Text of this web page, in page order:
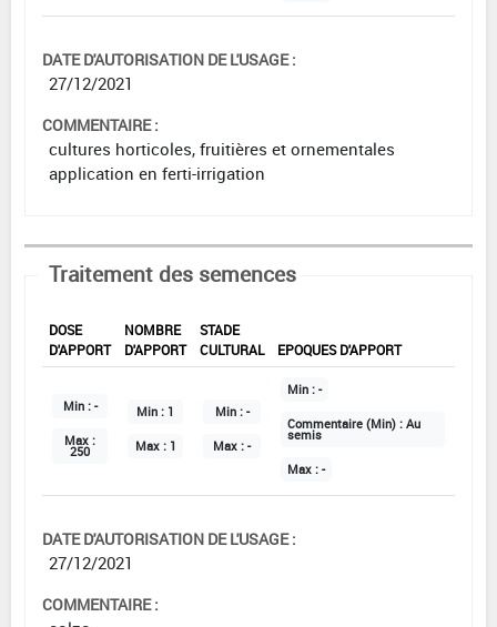
DATE D'AUTORISATION DE L'USAGE :
27/12/2021
COMMENTAIRE :
cultures horticoles, fruitières et ornementales
application en ferti-irrigation
Traitement des semences
DOSE
D'APPORT
NOMBRE
D'APPORT
STADE
CULTURAL
EPOQUES D'APPORT
Min : -
Max :
250
Min : 1
Max : 1
Min : -
Max : -
Min : -
Commentaire (Min) : Au
semis
Max : -
DATE D'AUTORISATION DE L'USAGE :
27/12/2021
COMMENTAIRE :